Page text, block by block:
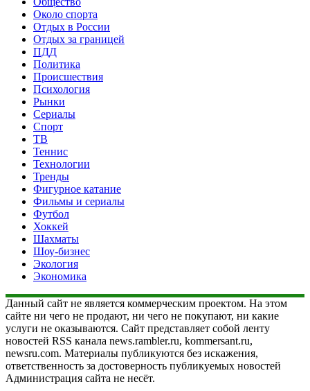
Около спорта
Отдых в России
Отдых за границей
ПДД
Политика
Происшествия
Психология
Рынки
Сериалы
Спорт
ТВ
Теннис
Технологии
Тренды
Фигурное катание
Фильмы и сериалы
Футбол
Хоккей
Шахматы
Шоу-бизнес
Экология
Экономика
Данный сайт не является коммерческим проектом. На этом
сайте ни чего не продают, ни чего не покупают, ни какие
услуги не оказываются. Сайт представляет собой ленту
новостей RSS канала news.rambler.ru, kommersant.ru,
newsru.com. Материалы публикуются без искажения,
ответственность за достоверность публикуемых новостей
Администрация сайта не несёт.